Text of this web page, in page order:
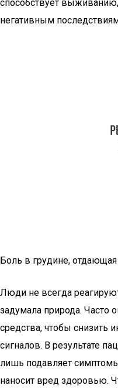
способствует
негативным
Боль в грудине,
Люди не всегда
задумала природа.
средства, чтобы снизить
сигналов. В результате
лишь подавляет
наносит вред здоровью.